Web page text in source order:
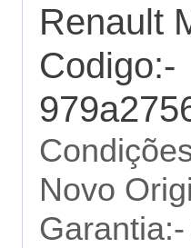
Renault
Codigo:-
Novo